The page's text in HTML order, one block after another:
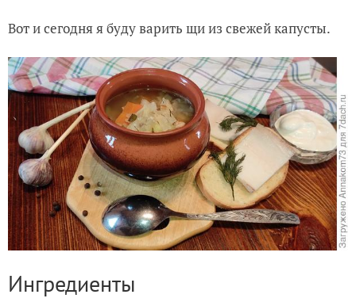
Вот и сегодня я буду варить щи из свежей капусты.
Ингредиенты